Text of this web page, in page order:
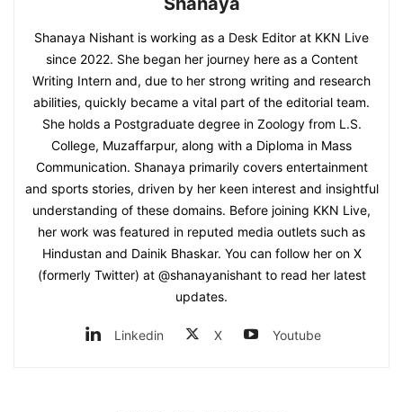
Shanaya Nishant is working as a Desk Editor at KKN Live
since 2022. She began her journey here as a Content
Writing Intern and, due to her strong writing and research
abilities, quickly became a vital part of the editorial team.
She holds a Postgraduate degree in Zoology from L.S.
College, Muzaffarpur, along with a Diploma in Mass
Communication. Shanaya primarily covers entertainment
and sports stories, driven by her keen interest and insightful
understanding of these domains. Before joining KKN Live,
her work was featured in reputed media outlets such as
Hindustan and Dainik Bhaskar. You can follow her on X
(formerly Twitter) at @shanayanishant to read her latest
updates.
Linkedin X Youtube